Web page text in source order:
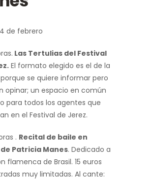
de febrero
Las Tertulias del Festival
El formato elegido es el de la
se quiere informar pero
opinar; un espacio en común
para todos los agentes que
en el Festival de Jerez.
. Recital de baile en
Patricia Manes. Dedicado a
flamenca de Brasil. 15 euros
muy limitadas. Al cante: